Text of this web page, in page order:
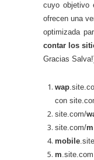
cuyo objetivo
ofrecen una
optimizada
contar los
Gracias
wap
con
site.com/
site.com/m
mobile
m.site.com